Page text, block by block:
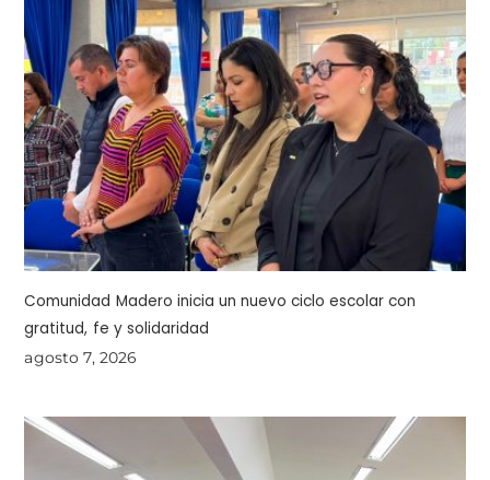
Comunidad Madero inicia un nuevo ciclo escolar con
gratitud, fe y solidaridad
agosto 7, 2026